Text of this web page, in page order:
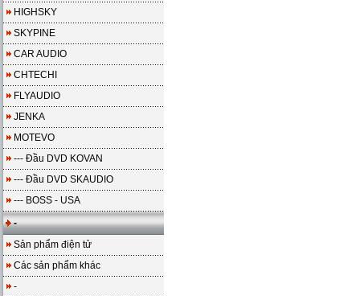
HIGHSKY
SKYPINE
CAR AUDIO
CHTECHI
FLYAUDIO
JENKA
MOTEVO
--- Đầu DVD KOVAN
--- Đầu DVD SKAUDIO
--- BOSS - USA
-
Sản phẩm điện tử
Các sản phẩm khác
-